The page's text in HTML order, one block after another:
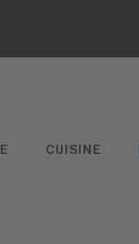
CUISINE